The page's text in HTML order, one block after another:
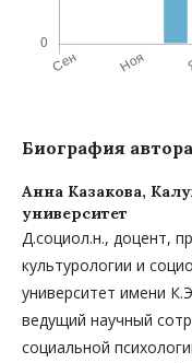
Биография автора
Анна Казакова,
университет
Д.социол.н., доцент,
культурологии и
университет имени
ведущий научный
социальной